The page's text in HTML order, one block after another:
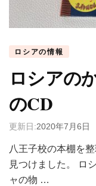
ロシアの情報
ロシアの
のCD
更新日:2020年7月6日
八王子校の本棚を
見つけました。 ロ
ャの物 …